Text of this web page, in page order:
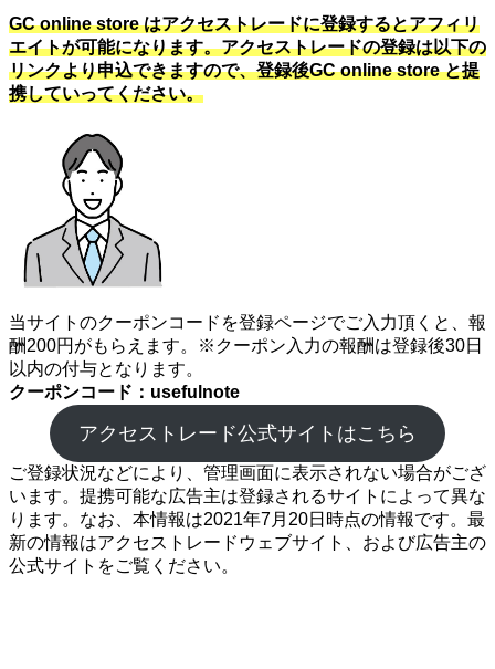
GC online store はアクセストレードに登録するとアフィリ
エイトが可能になります。アクセストレードの登録は以下の
リンクより申込できますので、登録後GC online store と提
携していってください。
当サイトのクーポンコードを登録ページでご入力頂くと、報
酬200円がもらえます。※クーポン入力の報酬は登録後30日
以内の付与となります。
クーポンコード：usefulnote
アクセストレード公式サイトはこちら
ご登録状況などにより、管理画面に表示されない場合がござ
います。提携可能な広告主は登録されるサイトによって異な
ります。なお、本情報は2021年7月20日時点の情報です。最
新の情報はアクセストレードウェブサイト、および広告主の
公式サイトをご覧ください。